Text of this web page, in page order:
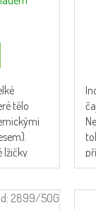
tělo
lžičky
5
2899/50G